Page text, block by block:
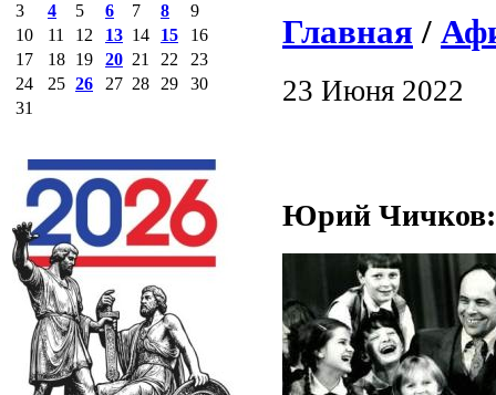
3
4 5 6 7 8
9
10
11 12 13 14 15
16
17
18 19 20 21 22
23
24
25 26 27 28 29
30
31
Главная /
23 Июня 2022
Юрий Чичков: